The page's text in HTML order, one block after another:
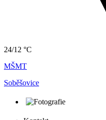
24/12 °C
MŠMT
Soběšovice